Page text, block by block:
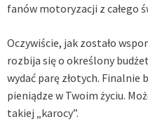
fanów motoryzacji z całego
Oczywiście, jak zostało
rozbija się o określony
wydać parę złotych.
pieniądze w Twoim życiu.
takiej „karocy”.